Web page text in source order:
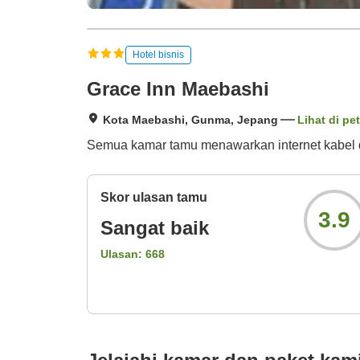
Hotel bisnis
Grace Inn Maebashi
Kota Maebashi, Gunma, Jepang Lihat di
Semua kamar tamu menawarkan internet
Skor ulasan tamu
Sangat baik
Ulasan: 668
3.9